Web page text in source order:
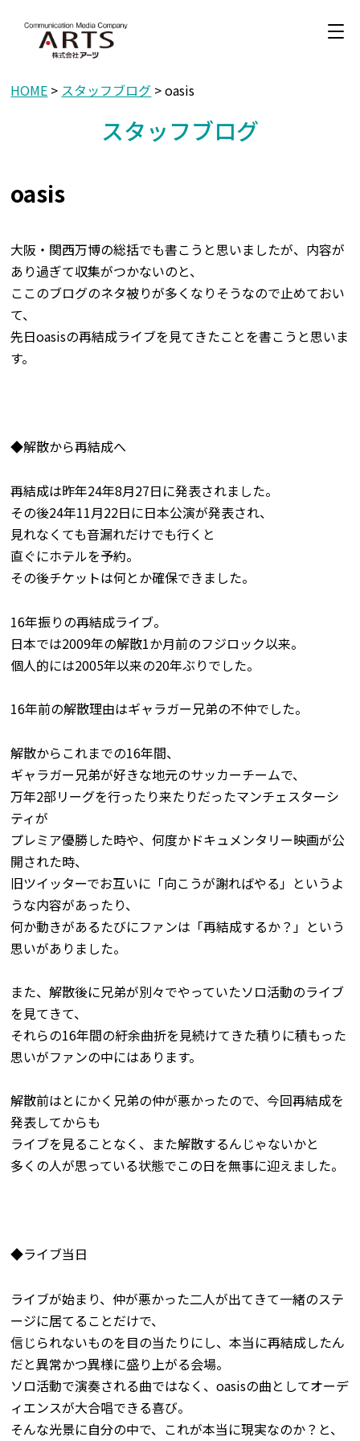
HOME > スタッフブログ > oasis
スタッフブログ
oasis
大阪・関西万博の総括でも書こうと思いましたが、内容が
あり過ぎて収集がつかないのと、
ここのブログのネタ被りが多くなりそうなので止めておい
て、
先日oasisの再結成ライブを見てきたことを書こうと思いま
す。
◆解散から再結成へ
再結成は昨年24年8月27日に発表されました。
その後24年11月22日に日本公演が発表され、
見れなくても音漏れだけでも行くと
直ぐにホテルを予約。
その後チケットは何とか確保できました。
16年振りの再結成ライブ。
日本では2009年の解散1か月前のフジロック以来。
個人的には2005年以来の20年ぶりでした。
16年前の解散理由はギャラガー兄弟の不仲でした。
解散からこれまでの16年間、
ギャラガー兄弟が好きな地元のサッカーチームで、
万年2部リーグを行ったり来たりだったマンチェスターシ
ティが
プレミア優勝した時や、何度かドキュメンタリー映画が公
開された時、
旧ツイッターでお互いに「向こうが謝ればやる」というよ
うな内容があったり、
何か動きがあるたびにファンは「再結成するか？」という
思いがありました。
また、解散後に兄弟が別々でやっていたソロ活動のライブ
を見てきて、
それらの16年間の紆余曲折を見続けてきた積りに積もった
思いがファンの中にはあります。
解散前はとにかく兄弟の仲が悪かったので、今回再結成を
発表してからも
ライブを見ることなく、また解散するんじゃないかと
多くの人が思っている状態でこの日を無事に迎えました。
◆ライブ当日
ライブが始まり、仲が悪かった二人が出てきて一緒のステ
ージに居てることだけで、
信じられないものを目の当たりにし、本当に再結成したん
だと異常かつ異様に盛り上がる会場。
ソロ活動で演奏される曲ではなく、oasisの曲としてオーデ
ィエンスが大合唱できる喜び。
そんな光景に自分の中で、これが本当に現実なのか？と、